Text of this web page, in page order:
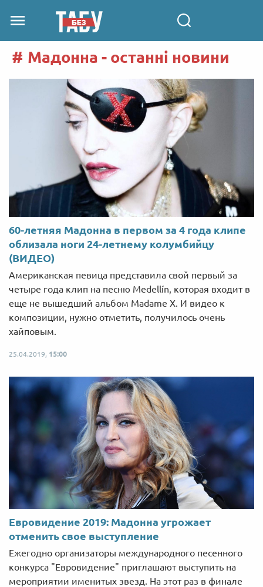
Мадонна - останні новини
60-летняя Мадонна в первом за 4 года клипе
облизала ноги 24-летнему колумбийцу
(ВИДЕО)
Американская певица представила свой первый за
четыре года клип на песню Medellín, которая входит в
еще не вышедший альбом Madame X. И видео к
композиции, нужно отметить, получилось очень
хайповым.
25.04.2019, 15:00
Евровидение 2019: Мадонна угрожает
отменить свое выступление
Ежегодно организаторы международного песенного
конкурса "Евровидение" приглашают выступить на
мероприятии именитых звезд. На этот раз в финале